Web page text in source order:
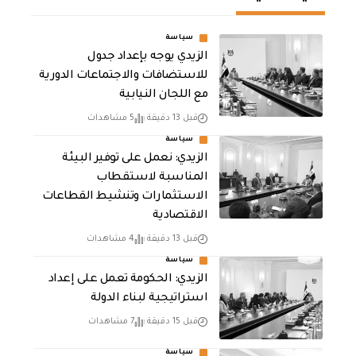
سياسة
الزيدي يوجه بإعداد جدول
للاستضافات والاجتماعات الدورية
مع اللجان النيابية
قبل 13 دقيقة 5 مشاهدات
سياسة
الزيدي: نعمل على توفير البيئة
المناسبة لاستقطاب
الاستثمارات وتنشيط القطاعات
الاقتصادية
قبل 13 دقيقة 4 مشاهدات
سياسة
الزيدي: الحكومة تعمل على إعداد
استراتيجية لبناء الدولة
قبل 15 دقيقة 7 مشاهدات
سياسة